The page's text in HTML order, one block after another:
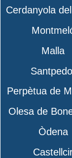
Cerdanyola
Malla
Perpètua de
Olesa de
Òdena